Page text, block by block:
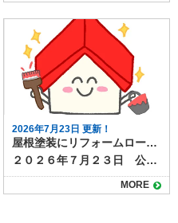
2026年7月23日 更新！
屋根塗装にリフォームローンは使える？資金面で後悔しないための注意点とは
２０２６年７月２３日 公開 屋根塗装は住まいを長持ちさせるために欠かせない工事です。 しかし工事にはまとまった費用が必要になるため、「いますぐ資金が用意できない」「リフォームローンを使いたい」と考える方も少なくありません。結論からいえば、屋根塗装でもリフォームローンの利用は可能です。借入時にはいくつかの注意点があり事前に知っておくと安心できます。 この記事では、屋根塗装にリフォームローンを活用できる理由や、ローン選びのポイント、契約時に確認すべき注意点について解説します。 目次屋根塗装にリフォームローンが使える理由屋根塗装でリフォームローンを利用する際の注意点1. 金利と返済期間を事前に確認する2. 工事内容がローンの対象になるかを確認する3. 業者がローン対応しているかも要チェック4. 審査には事前準備が必要屋根塗装にリフォームローンは有効な選択肢。計画的な利用が安心のカギ 屋根塗装にリフォームローンが使える理由 リフォームローンとは、自宅の改修・修繕・増築などに使える専用のローンです。屋根塗装は「住宅の維持に必要なメンテナンス」として位置づけられているため、金融機関のほとんどがリフォームローンの対象工事に含めています。 以下のようなケースでは、リフォームローンが有効です。 築10～15年で塗り替えが必要になったが、手元資金に余裕がない 雨漏りが不安なため、早めに塗装しておきたい 足場を組むので、屋根と外壁をまとめて塗装したい 劣化が進んでおり、放置すれば工事費が高くなる恐れがある 資金がないからと工事を先延ばしにして状態が悪化するよりも、ローンを使って早期対応するほうがトータルコストを抑えられるケースも多いため、リフォームローンを使うことは、資金計画のひとつとして有効な手段といえるでしょう。 屋根塗装でリフォームローンを利用する際の注意点 屋根塗装にリフォームローンを使う際は、いくつかの注意点もあります。 以下のポイントを押さえておきましょう。 1. 金利と返済期間を事前に確認する リフォームローンには「無担保型（保証人・担保不要）」「有担保型（住宅を担保にする）」の2種類があります。無担保型は手軽ですが金利がやや高めで返済期間も短めです。 一方、有担保型は低金利で長期返済が可能ですが、審査には時間がかかるため、急ぎ工事が必要な場合には不向きなケースがあります。 ご自身の資金状況や必要な工事スケジュールに応じて選ぶことが大切です。 2. 工事内容がローンの対象になるかを確認する 金融機関によっては、塗装工事のうち「美観目的の部分」は対象外とされる場合があります。屋根の遮熱塗装やデザイン性重視の塗料などを希望する場合は、契約前に工事内容と見積書を提出して、ローン対象範囲を確認しておきましょう。 3. 業者がローン対応しているかも要チェック 一部の塗装業者では、提携ローンや信販会社を通じた分割払いサービスを提供していることがあります。金融機関の審査よりも柔軟で、金利や手数料も比較的わかりやすいのが特徴です。 金利が高めに設定されている場合もあるため、複数のローンと比較して総支払額をチェックしておくと安心です。 4. 審査には事前準備が必要 リフォームローンには借入のための審査があり、本人確認書類・収入証明・工事見積書などが必要です。また、申し込みから融資実行までに1週間〜3週間程度かかることが多く、「急ぎで塗装が必要」な場合はスケジュールに余裕を持つことが大切です。 屋根塗装にリフォームローンは有効な選択肢。計画的な利用が安心のカギ 屋根塗装は住宅を守るための重要なメンテナンスであり、資金の準備が難しい場合はリフォームローンの利用が有用になるケースもあります。。資金の不安から必要な工事を先延ばしにすると、雨漏りなどの被害につながり、結果的に修繕費がかさんでしまうこともありますので、適切なタイミングで工事を行うことが重要です。 リフォームローンをうまく活用すれば、タイミングを逃さず屋根塗装を行うことができ、結果的に賢い判断になるケースがあります。 塗り達では、提携ローンのご紹介が可能です。資金計画に不安がある場合は、工事前にご相談ください。
MORE